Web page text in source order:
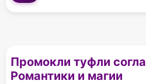
Промокли туфли
Романтики и магии